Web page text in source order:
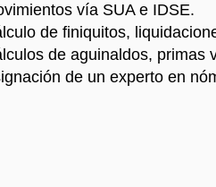
vía SUA e IDSE.
de finiquitos,
de aguinaldos, primas
de un experto en